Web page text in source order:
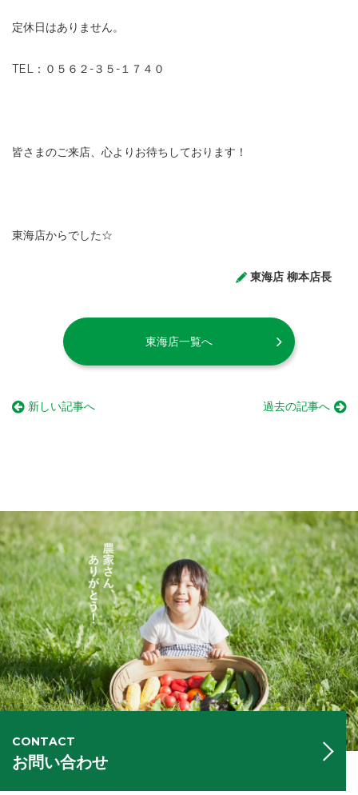
定休日はありません。
TEL：０５６２-３５-１７４０
皆さまのご来店、心よりお待ちしております！
東海店からでした☆
東海店 柳本店長
東海店一覧へ
新しい記事へ 過去の記事へ
CONTACT
お問い合わせ